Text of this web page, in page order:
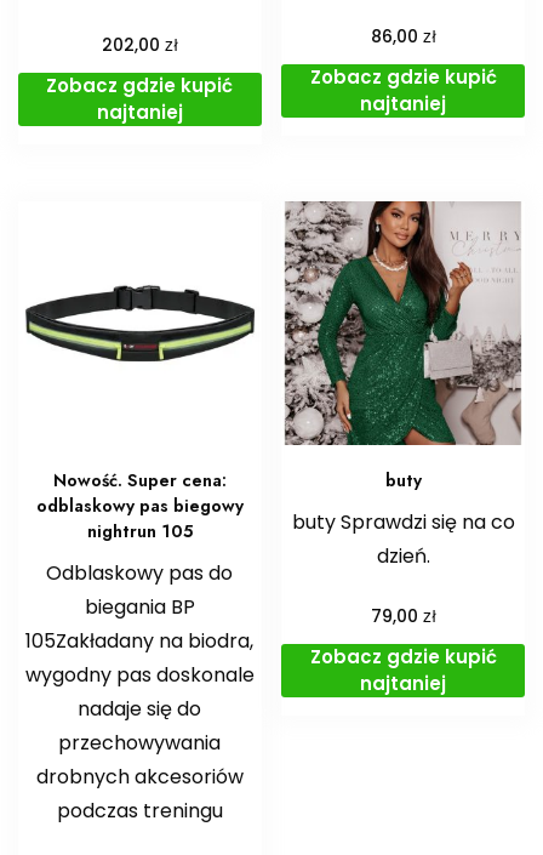
202,00 zł
Zobacz gdzie kupić
najtaniej
86,00 zł
Zobacz gdzie kupić
najtaniej
Nowość. Super cena:
odblaskowy pas biegowy
nightrun 105
Odblaskowy pas do
biegania BP
105Zakładany na biodra,
wygodny pas doskonale
nadaje się do
przechowywania
drobnych akcesoriów
podczas treningu
buty
buty Sprawdzi się na co
dzień.
79,00 zł
Zobacz gdzie kupić
najtaniej